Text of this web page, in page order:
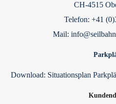
CH-4515
Telefon: +41
Mail:
Download: Situationsplan